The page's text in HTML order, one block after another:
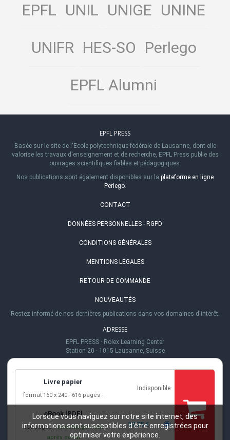
Lorsque vous naviguez sur notre site internet, des
informations sont susceptibles d'être enregistrées pour
optimiser votre expérience.
Livre papier
format 160 x 240 616 pages
Indisponible
eBook [PDF]
616 pages Téléchargement
après achat
37,75 €
EPFL UNIL UNIGE UNINE
UNIFR HES-SO Perlego
EPFL Alumni
EPFL PRESS
Basée sur le site de l'Ecole polytechnique fédérale de Lausanne, dont elle
valorise les travaux d'enseignement et de recherche, EPFL Press publie des
ouvrages scientifiques fiables et pédagogiques.
Nos publications sont également disponibles sur la plateforme en ligne
Perlego.
CONTACT
DONNÉES PERSONNELLES - RGPD
CONDITIONS GÉNÉRALES
MENTIONS LÉGALES
RETOUR DE COMMANDE
NOUVEAUTÉS
Restez informé de nos dernières publications dans vos domaines d'intérêt.
ADRESSE
EPFL PRESS · Rolex Learning Center
Station 20 · 1015 Lausanne, Suisse
HEURES D'OUVERTURE
Lu-Ve 8h00 - 17h00